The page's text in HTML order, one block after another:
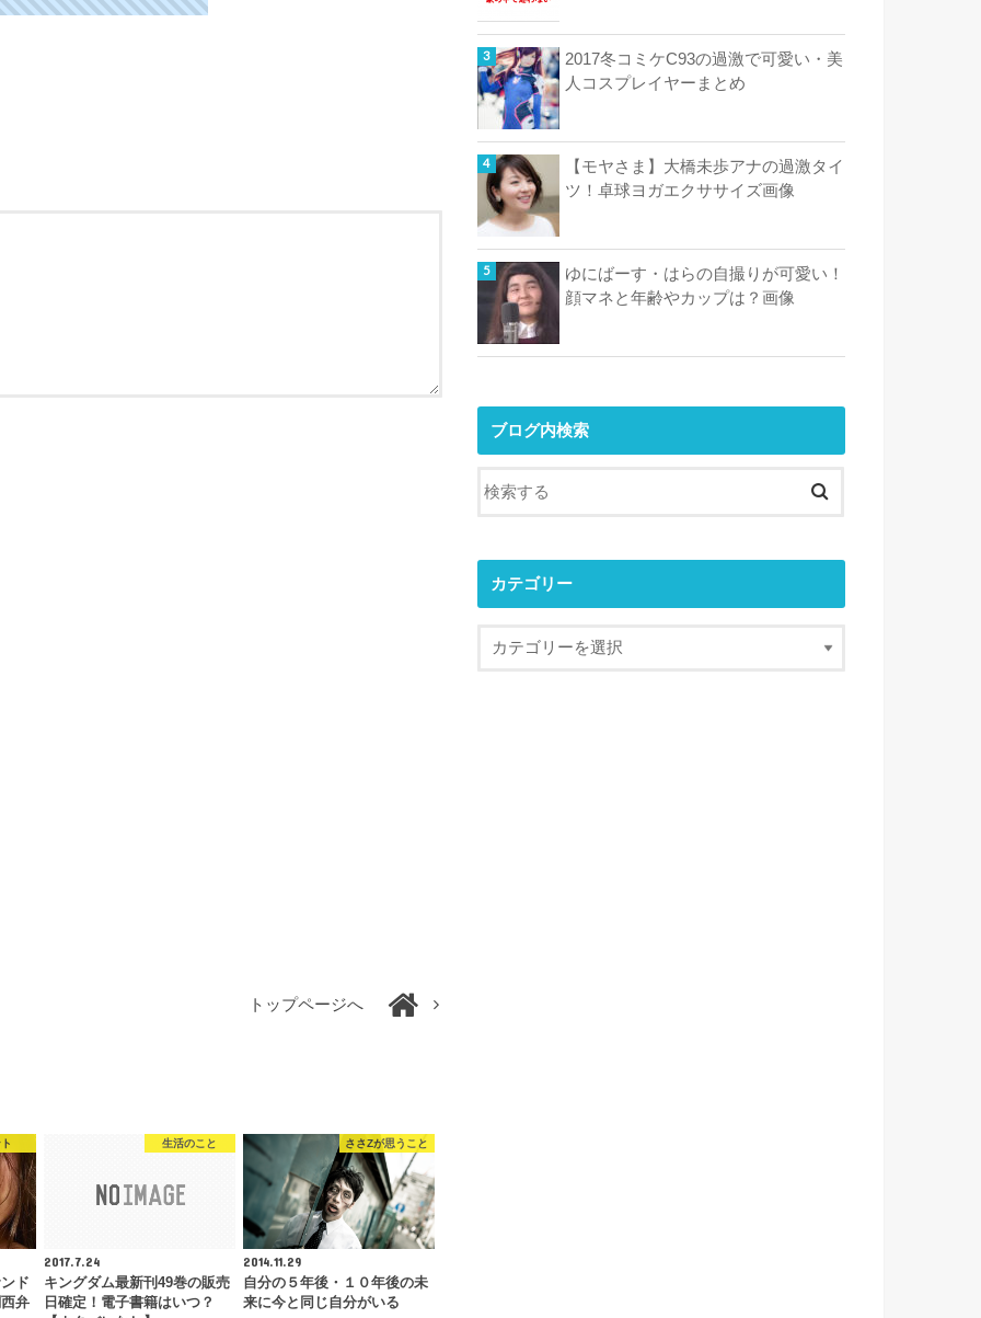
トップページへ
ド
弁
生活のこと
2017.7.24
キングダム最新刊49巻の販売
日確定！電子書籍はいつ？
ささZが思うこと
2014.11.29
自分の５年後・１０年後の未
来に今と同じ自分がいる
2017冬コミケC93の過激で可愛い・美
人コスプレイヤーまとめ
【モヤさま】大橋未歩アナの過激タイ
ツ！卓球ヨガエクササイズ画像
ゆにばーす・はらの自撮りが可愛い！
顔マネと年齢やカップは？画像
ブログ内検索
カテゴリー